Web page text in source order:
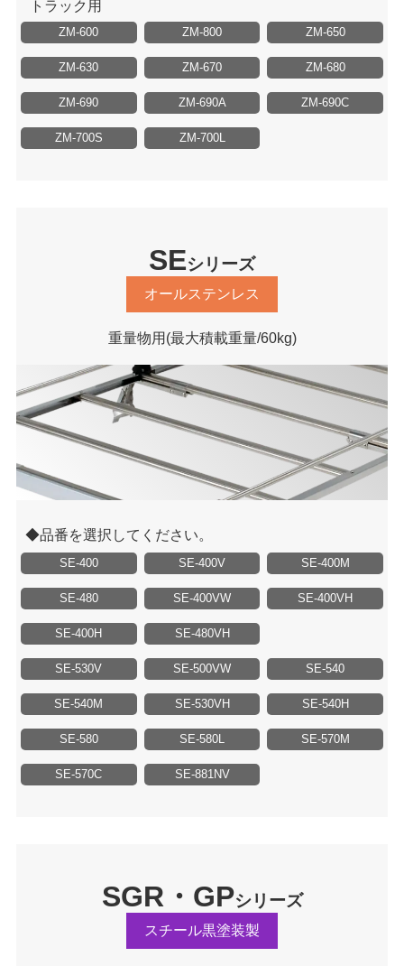
トラック用
ZM-600 ZM-800 ZM-650
ZM-630 ZM-670 ZM-680
ZM-690 ZM-690A ZM-690C
ZM-700S ZM-700L
SEシリーズ
オールステンレス
重量物用 (最大積載重量/60kg)
品番を選択してください。
SE-400 SE-400V SE-400M
SE-480 SE-400VW SE-400VH
SE-400H SE-480VH
SE-530V SE-500VW SE-540
SE-540M SE-530VH SE-540H
SE-580 SE-580L SE-570M
SE-570C SE-881NV
SGR・GPシリーズ
スチール黒塗装製